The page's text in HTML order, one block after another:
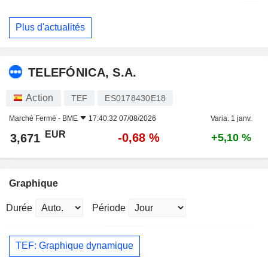
Plus d'actualités
TELEFÓNICA, S.A.
Action TEF ES0178430E18
Marché Fermé - BME 17:40:32 07/08/2026 Varia. 1 janv.
3,671 EUR -0,68 % +5,10 %
Graphique
Durée Période
TEF: Graphique dynamique